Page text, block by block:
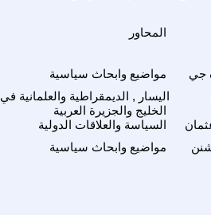
مواضيع وابحاث سياسية جي
اليسار , الديمقراطية والعلمانية في
الخليج والجزيرة العربية
السياسة والعلاقات الدولية
مواضيع وابحاث سياسية